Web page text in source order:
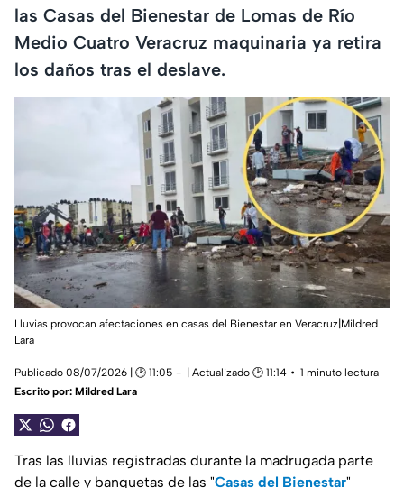
las Casas del Bienestar de Lomas de Río
Medio Cuatro Veracruz maquinaria ya retira
los daños tras el deslave.
Lluvias provocan afectaciones en casas del Bienestar en Veracruz|Mildred
Lara
Publicado 08/07/2026 | 🕑 11:05 | Actualizado 🕑 11:14
1 minuto lectura
Escrito por: Mildred Lara
Tras las lluvias registradas durante la madrugada parte
de la calle y banquetas de las "Casas del Bienestar"